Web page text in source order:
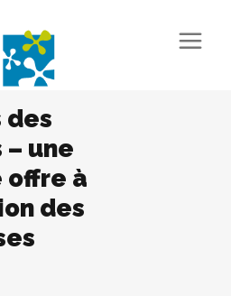
des
une
offre à
des